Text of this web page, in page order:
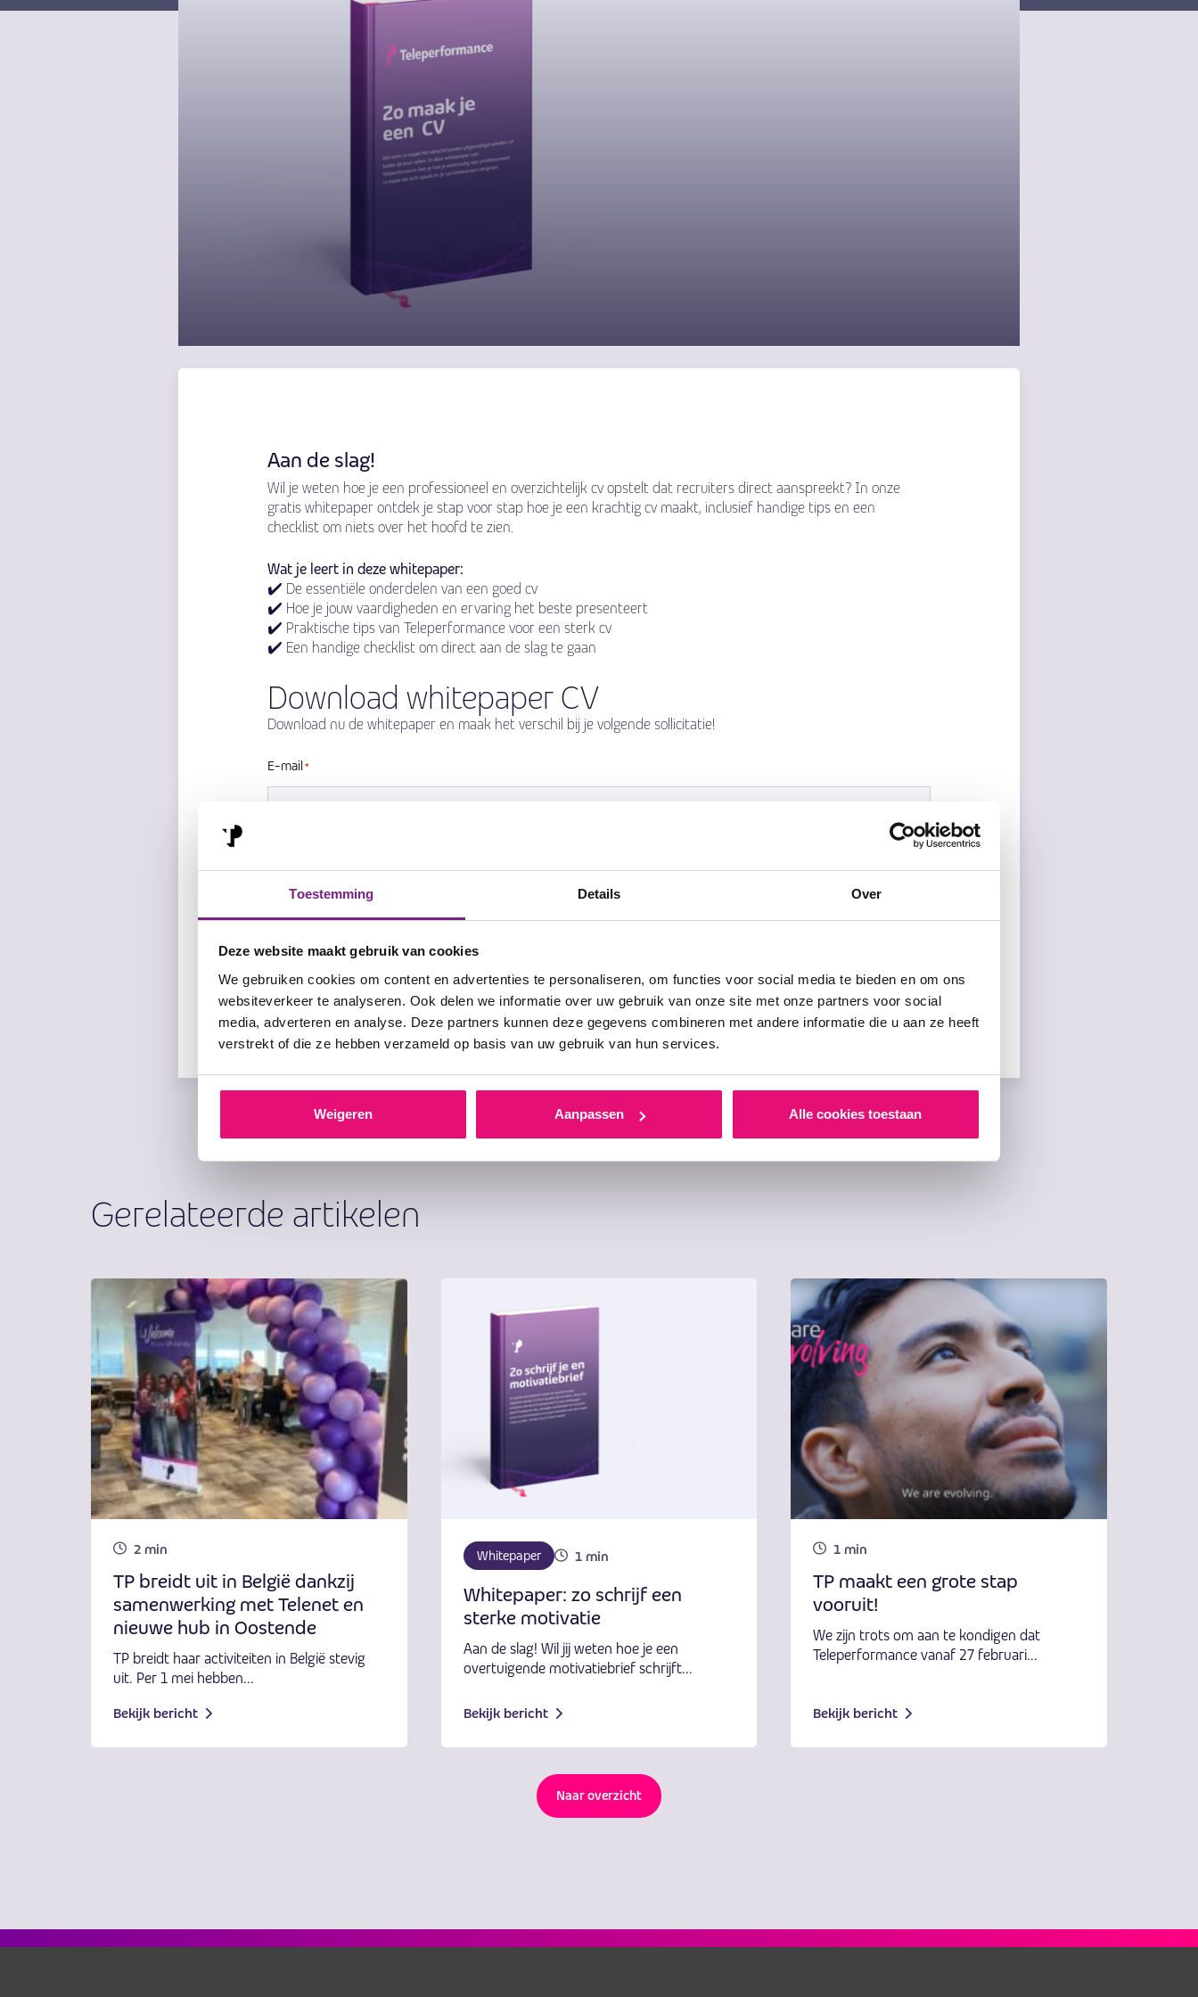
Toestemming Details Over
Deze website maakt gebruik van cookies
We gebruiken cookies om content en advertenties te personaliseren, om functies voor social media te bieden en om ons
websiteverkeer te analyseren. Ook delen we informatie over uw gebruik van onze site met onze partners voor social
media, adverteren en analyse. Deze partners kunnen deze gegevens combineren met andere informatie die u aan ze heeft
verstrekt of die ze hebben verzameld op basis van uw gebruik van hun services.
Weigeren Aanpassen Alle cookies toestaan
Aan de slag!
Wil je weten hoe je een professioneel en overzichtelijk cv opstelt dat recruiters direct aanspreekt? In onze
gratis whitepaper ontdek je stap voor stap hoe je een krachtig cv maakt, inclusief handige tips en een
checklist om niets over het hoofd te zien.
Wat je leert in deze whitepaper:
✔️ De essentiële onderdelen van een goed cv
✔️ Hoe je jouw vaardigheden en ervaring het beste presenteert
✔️ Praktische tips van Teleperformance voor een sterk cv
✔️ Een handige checklist om direct aan de slag te gaan
Download whitepaper CV
Download nu de whitepaper en maak het verschil bij je volgende sollicitatie!
E-mail *
2manydots
Datum
28/02/2025
Gerelateerde artikelen
2 min
TP breidt uit in België dankzij
samenwerking met Telenet en
nieuwe hub in Oostende
TP breidt haar activiteiten in België stevig
uit. Per 1 mei hebben...
Bekijk bericht
Whitepaper 1 min
Whitepaper: zo schrijf een
sterke motivatie
Aan de slag! Wil jij weten hoe je een
overtuigende motivatiebrief schrijft...
Bekijk bericht
1 min
TP maakt een grote stap
vooruit!
We zijn trots om aan te kondigen dat
Teleperformance vanaf 27 februari...
Bekijk bericht
Naar overzicht